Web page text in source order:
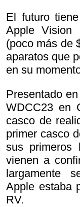
El futuro
Apple Vision
(poco más de
aparatos que
en su
Presentado
WDCC23 en
casco de
primer casco
sus primeros
vienen a
largamente
Apple estaba
RV.